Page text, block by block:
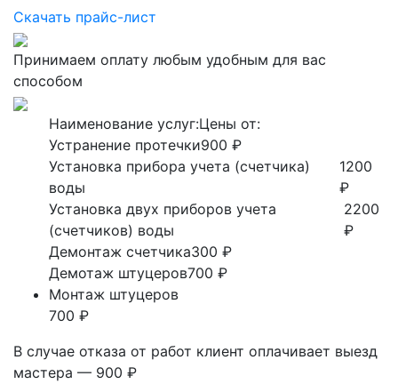
Скачать прайс-лист
Принимаем оплату любым удобным для вас
способом
Наименование услуг:Цены от:
Устранение протечки900 ₽
Установка прибора учета (счетчика)
воды
1200
₽
Установка двух приборов учета
(счетчиков) воды
2200
₽
Демонтаж счетчика300 ₽
Демотаж штуцеров700 ₽
Монтаж штуцеров
700 ₽
В случае отказа от работ клиент оплачивает выезд
мастера — 900 ₽